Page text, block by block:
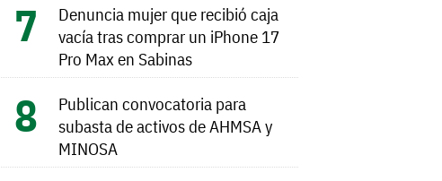
Denuncia mujer que recibió caja
vacía tras comprar un iPhone 17
Pro Max en Sabinas
Publican convocatoria para
subasta de activos de AHMSA y
MINOSA